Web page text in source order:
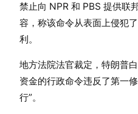
禁止向 NPR 和 PBS 提供联
容，称该命令从表面上侵犯
利。
地方法院法官裁定，特朗普
资金的行政命令违反了第一
行”。